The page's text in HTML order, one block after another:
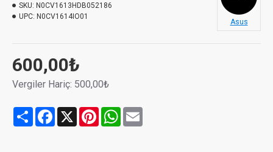
600,00₺
Vergiler Hariç: 500,00₺
SKU: N0CV1613HDB052186
UPC: N0CV1614IO01
Asus
Share Facebook
X PinterestWhatsApp